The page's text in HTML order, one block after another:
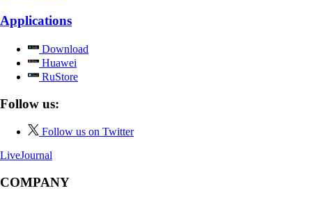
Applications
Download
Huawei
RuStore
Follow us:
Follow us on Twitter
LiveJournal
COMPANY